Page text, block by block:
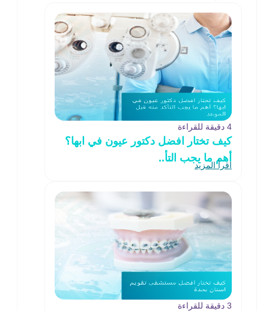
4 دقيقة للقراءة
كيف تختار افضل دكتور عيون في ابها؟
أهم ما يجب التأ..
اقرأ المزيد
3 دقيقة للقراءة